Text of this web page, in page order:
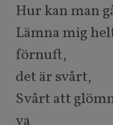
Hur kan man
Lämna mig
förnuft,
det är svårt,
Svårt att